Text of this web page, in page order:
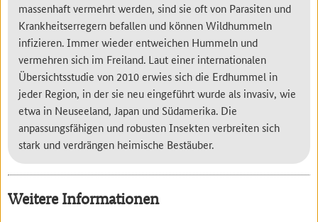
massenhaft vermehrt werden, sind sie oft von Parasiten und
Krankheitserregern befallen und können Wildhummeln
infizieren. Immer wieder entweichen Hummeln und
vermehren sich im Freiland. Laut einer internationalen
Übersichtsstudie von 2010 erwies sich die Erdhummel in
jeder Region, in der sie neu eingeführt wurde als invasiv, wie
etwa in Neuseeland, Japan und Südamerika. Die
anpassungsfähigen und robusten Insekten verbreiten sich
stark und verdrängen heimische Bestäuber.
Weitere Informationen